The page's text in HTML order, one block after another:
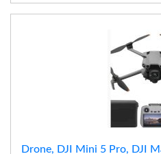
Drone, DJI Mini 5 Pro, DJI